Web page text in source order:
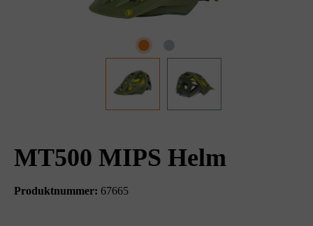
MT500 MIPS Helm
Produktnummer: 67665